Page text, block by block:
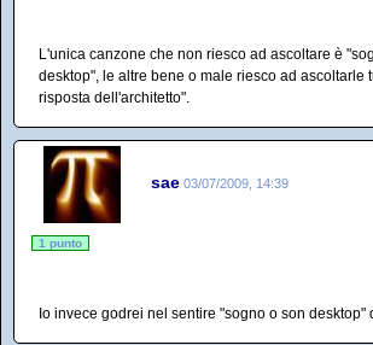
L'unica canzone che non riesco ad ascoltare è
desktop", le altre bene o male riesco ad ascoltarle
risposta dell'architetto".
sae 03/07/2009, 14:39
1 punto
Io invece godrei nel sentire "sogno o son desktop"